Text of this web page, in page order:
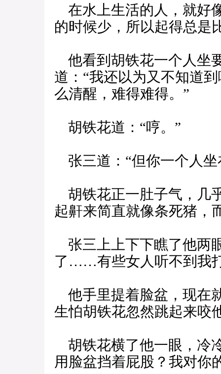
在水上生活的人，就好
的时候少，所以起得总是
他看到胡铁花一个人坐
道：“我还以为又不知道
么清醒，难得难得。”
胡铁花道：“哼。”
张三道：“但你一个人坐
胡铁花正一肚子气，几
起鼾来简直就像条死猪，
张三上上下下瞧了他两
了……有些女人听不到我
他手里提着脸盆，现在
生怕胡铁花忽然跳起来咬
胡铁花横了他一眼，冷
用脸盆挡着屁股？我对你